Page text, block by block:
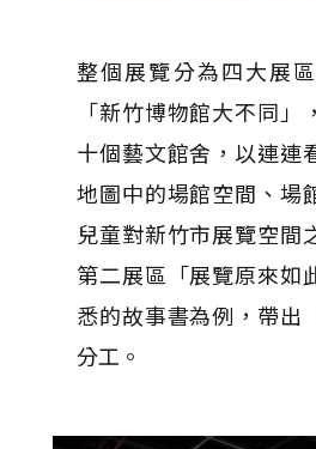
整個展覽分為四大展
「新竹博物館大不同」
十個藝文館舍，以連連
地圖中的場館空間、場
兒童對新竹市展覽空間
第二展區「展覽原來如
悉的故事書為例，帶出
分工。